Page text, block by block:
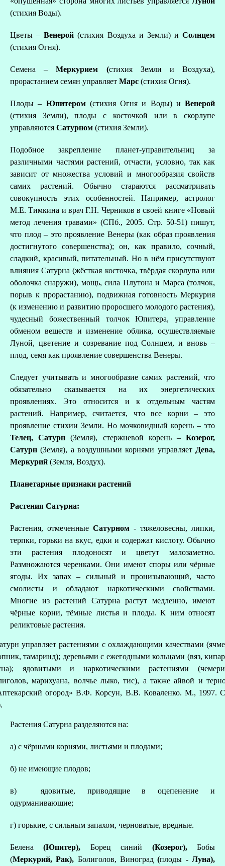
(стихия Воды).
Цветы –Венерой(стихия Воздуха и Земли) и Солнцем
(стихия Огня).
Семена –Меркурием (стихия Земли и Воздуха),
прорастанием семян управляет Марс (стихия Огня).
Плоды – Юпитером (стихия Огня и Воды) и Венерой
(стихия Земли), плоды с косточкой или в скорлупе
управляются Сатурном (стихия Земли).
Подобное закрепление планет-управительниц за
различными частями растений, отчасти, условно, так как
зависит от множества условий и многообразия свойств
самих растений. Обычно стараются рассматривать
совокупность этих особенностей. Например, астролог
М.Е. Тимкина и врач Г.Н. Черников в своей книге «Новый
метод лечения травами» (СПб., 2005. Стр. 50-51) пишут,
что плод – это проявление Венеры (как образ проявления
достигнутого совершенства); он, как правило, сочный,
сладкий, красивый, питательный. Но в нём присутствуют
влияния Сатурна (жёсткая косточка, твёрдая скорлупа или
оболочка снаружи), мощь, сила Плутона и Марса (толчок,
порыв к прорастанию), подвижная готовность Меркурия
(к изменению и развитию проросшего молодого растения),
чудесный божественный толчок Юпитера, управление
обменом веществ и изменение облика, осуществляемые
Луной, цветение и созревание под Солнцем, и вновь –
плод, семя как проявление совершенства Венеры.
Следует учитывать и многообразие самих растений, что
обязательно сказывается на их энергетических
проявлениях. Это относится и к отдельным частям
растений. Например, считается, что все корни – это
проявление стихии Земли. Но мочковидный корень – это
Телец, Сатурн(Земля), стержневой корень –Козерог,
Сатурн(Земля), а воздушными корнями управляет Дева,
Меркурий (Земля, Воздух).
Планетарные признаки растений
Растения Сатурна:
Растения, отмеченные Сатурном - тяжеловесны, липки,
терпки, горьки на вкус, едки и содержат кислоту. Обычно
эти растения плодоносят и цветут малозаметно.
Размножаются черенками. Они имеют споры или чёрные
ягоды. Их запах – сильный и пронизывающий, часто
смолисты и обладают наркотическими свойствами.
Многие из растений Сатурна растут медленно, имеют
чёрные корни, тёмные листья и плоды. К ним относят
реликтовые растения.
управляет растениями с охлаждающими качествами
тамаринд); деревьями с ежегодными кольцами (вяз,
ядовитыми и наркотическими растениями
марихуана, волчье лыко, тис), а также айвой и
огород» В.Ф. Корсун, В.В. Коваленко. М., 1997.
Растения Сатурна разделяются на:
а) с чёрными корнями, листьями и плодами;
б) не имеющие плодов;
в) ядовитые, приводящие в оцепенение и
одурманивающие;
г) горькие, с сильным запахом, черноватые, вредные.
Белена(Юпитер), Борец синий (Козерог),Бобы
(Меркурий, Рак), Болиголов, Виноград(плоды - Луна),